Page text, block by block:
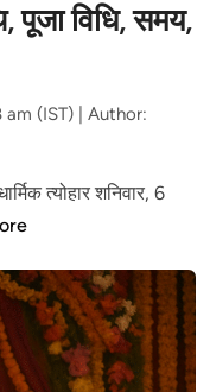
पूजा विधि, समय,
(IST) |
Author:
त्योहार शनिवार, 6